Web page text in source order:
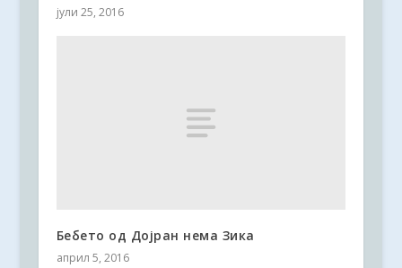
јули 25, 2016
Бебето од Дојран нема Зика
април 5, 2016